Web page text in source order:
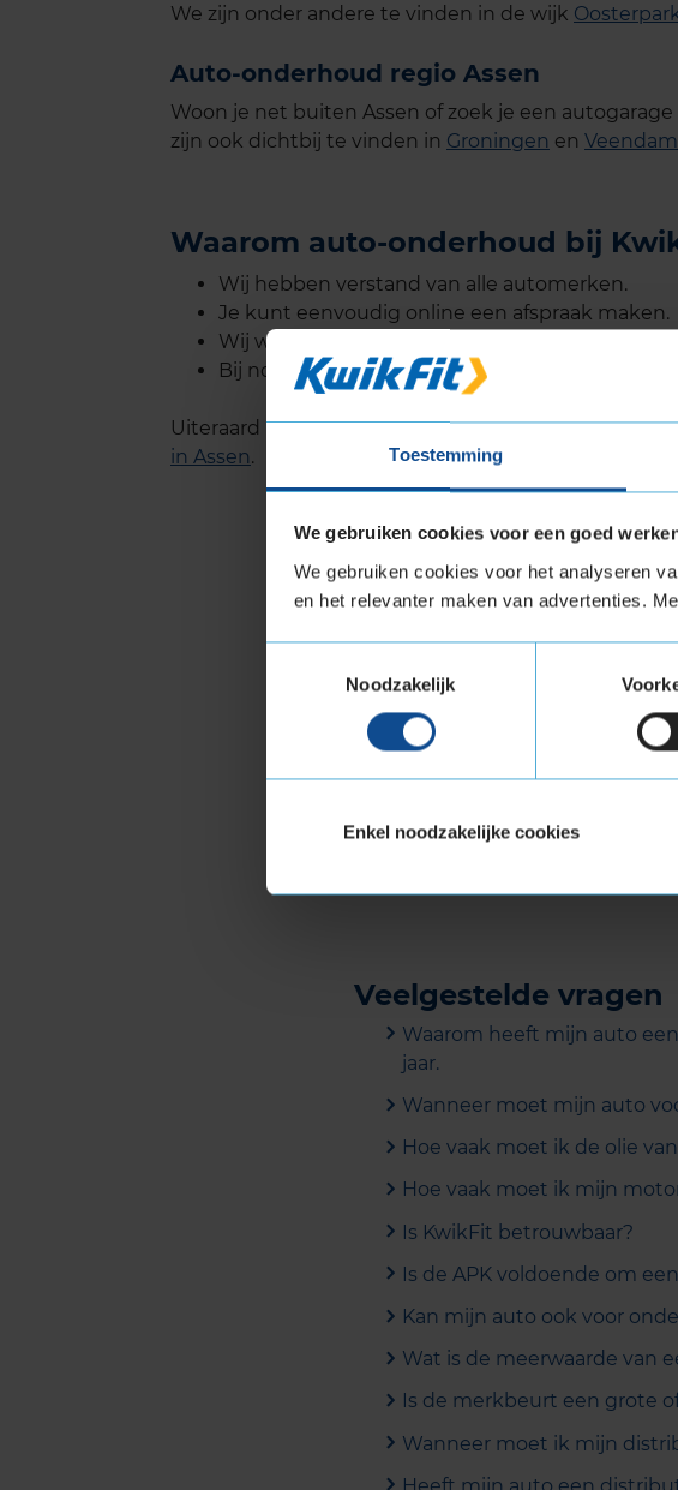
Toestemming
We gebruiken cookies voor een goed
We gebruiken cookies voor het analyseren
en het relevanter maken van advertenties.
Noodzakelijk
Enkel noodzakelijke cookies
We zijn onder andere te vinden in de wijk
Auto-onderhoud regio Assen
Woon je net buiten Assen of zoek je een
zijn ook dichtbij te vinden in Groningen en Veendam
Waarom auto-onderhoud bij
Wij hebben verstand van alle automerken.
Je kunt eenvoudig online een afspraak maken.
Wij werken met kwaliteitsonderdelen voor de
Bij noodzakelijke reparaties ontvang je altijd
Uiteraard kun je bij ons ook terecht voor alle
in Assen.
Veelgestelde vragen
Waarom heeft mijn auto
jaar.
Wanneer moet mijn auto
Hoe vaak moet ik de olie
Hoe vaak moet ik mijn
Is KwikFit betrouwbaar?
Is de APK voldoende om
Kan mijn auto ook voor
Wat is de meerwaarde van
Is de merkbeurt een grote
Wanneer moet ik mijn
Heeft mijn auto een